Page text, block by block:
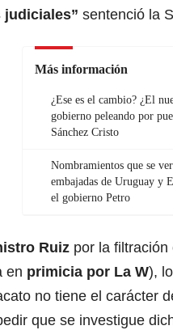
sentenció la
Más información
¿Ese es el cambio? ¿El
gobierno peleando por
Sánchez Cristo
Nombramientos que se
embajadas de Uruguay y
el gobierno Petro
Ruiz por la filtración
en primicia por La W),
no tiene el carácter
que se investigue